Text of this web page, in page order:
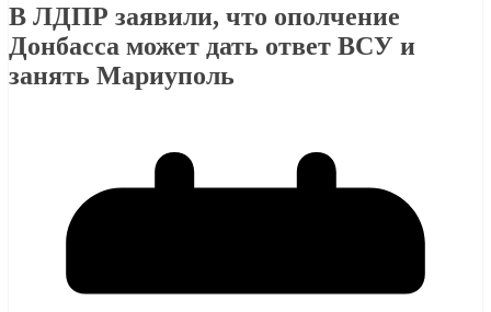
В ЛДПР заявили, что ополчение
Донбасса может дать ответ ВСУ и
занять Мариуполь